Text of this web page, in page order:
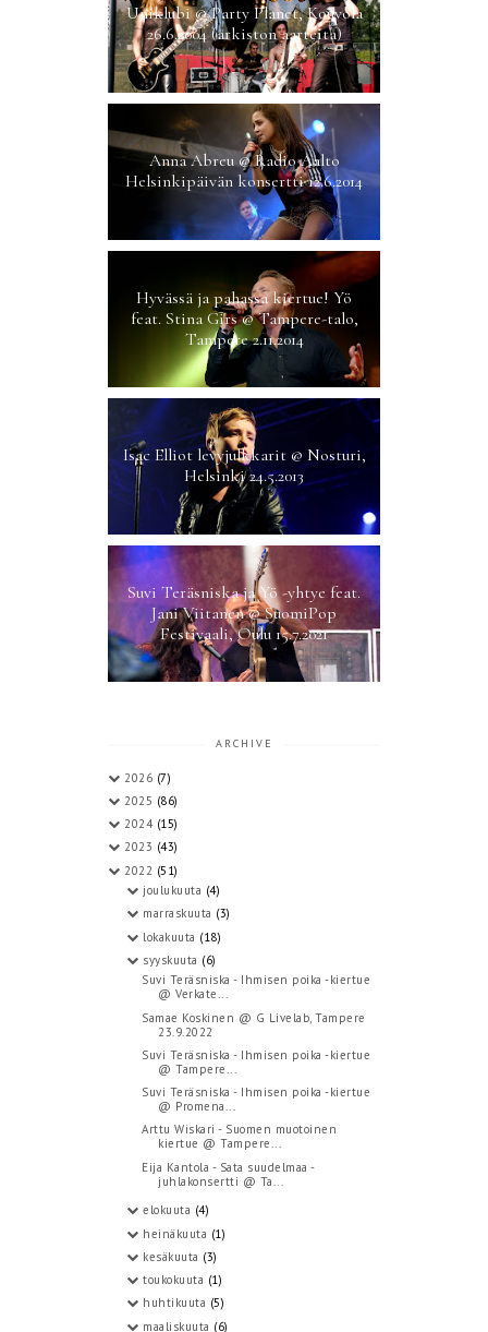
Uniklubi @ Party Planet, Kouvola
26.6.2004 (arkiston aarteita)
Anna Abreu @ Radio Aalto
Helsinkipäivän konsertti 12.6.2014
Hyvässä ja pahassa kiertue! Yö
feat. Stina Girs @ Tampere-talo,
Tampere 2.11.2014
Isac Elliot levyjulkkarit @ Nosturi,
Helsinki 24.5.2013
Suvi Teräsniska ja Yö -yhtye feat.
Jani Viitanen @ SuomiPop
Festivaali, Oulu 15.7.2021
ARCHIVE
2026 (7)
2025 (86)
2024 (15)
2023 (43)
2022 (51)
joulukuuta (4)
marraskuuta (3)
lokakuuta (18)
syyskuuta (6)
Suvi Teräsniska - Ihmisen poika -kiertue
@ Verkate...
Samae Koskinen @ G Livelab, Tampere
23.9.2022
Suvi Teräsniska - Ihmisen poika -kiertue
@ Tampere...
Suvi Teräsniska - Ihmisen poika -kiertue
@ Promena...
Arttu Wiskari - Suomen muotoinen
kiertue @ Tampere...
Eija Kantola - Sata suudelmaa -
juhlakonsertti @ Ta...
elokuuta (4)
heinäkuuta (1)
kesäkuuta (3)
toukokuuta (1)
huhtikuuta (5)
maaliskuuta (6)